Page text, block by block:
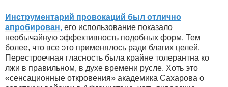
Инструментарий провокаций был отлично
апробирован, его использование показало
необычайную эффективность подобных форм. Тем
более, что все это применялось ради благих целей.
Перестроечная гласность была крайне толерантна ко
лжи в правильном, в духе времени русле. Хоть это
«сенсационные откровения» академика Сахарова о